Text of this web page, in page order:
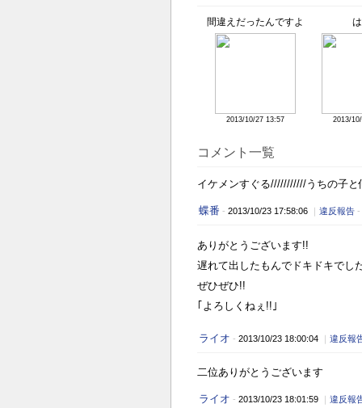
間違えだったんですよ
2013/10/27 13:57 2013/
コメント一覧
イケメンすぐる///////////うちの子
蝶番 - 2013/10/23 17:58:06 ｜ 違反報告 -
ありがとうございます!!
遅れて出したもんでドキドキでし
ぜひぜひ!!
｢よろしくねぇ!!｣
ライオ - 2013/10/23 18:00:04 ｜ 違反報
二位ありがとうございます
ライオ - 2013/10/23 18:01:59 ｜ 違反報